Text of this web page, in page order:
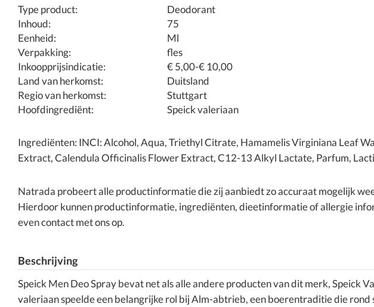
Type product:
Deodorant
Inhoud:
75
Eenheid:
Ml
Verpakking:
fles
Inkoopprijsindicatie:
€ 5,00-€ 10,00
Land van herkomst:
Duitsland
Regio van herkomst:
Stuttgart
Hoofdingrediënt:
Speick valeriaan
Ingrediënten: INCI: Alcohol, Aqua, Triethyl Citrate, Hamamelis Virginiana Leaf
Extract, Calendula Officinalis Flower Extract, C12-13 Alkyl Lactate, Parfum,
Natrada probeert alle productinformatie die zij aanbiedt zo accuraat mogelijk
Hierdoor kunnen productinformatie, ingrediënten, dieetinformatie of allergie
even contact met ons op.
Beschrijving
Speick Men Deo Spray bevat net als alle andere producten van dit merk, Speick
valeriaan speelde een belangrijke rol bij Alm-abtrieb, een boerentraditie die